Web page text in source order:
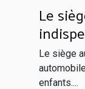
Le
enfant
Le siège
enfants....